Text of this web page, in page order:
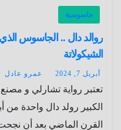
جاسوسية
روالد دال .. الجاسوس
الشيكولاتة
أبريل 7, 2024 عمرو عادل
تعتبر رواية تشارلي و مصنع
الكبير رولد دال واحدة
القرن الماضي بعد أن